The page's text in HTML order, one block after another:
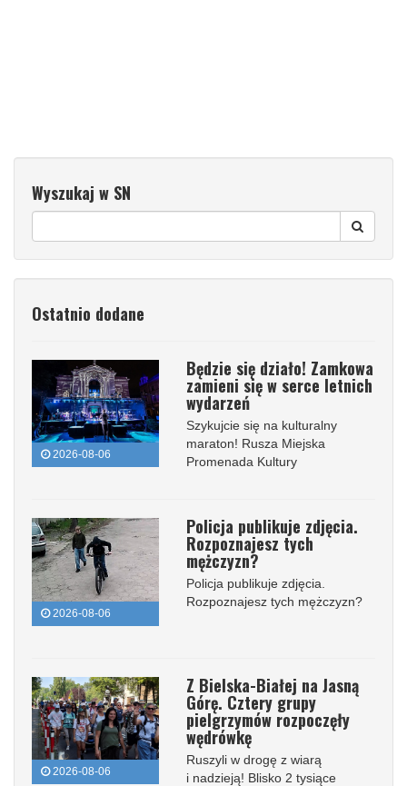
Wyszukaj w SN
Ostatnio dodane
2026-08-06
Będzie się działo! Zamkowa
zamieni się w serce letnich
wydarzeń
Szykujcie się na kulturalny
maraton! Rusza Miejska
Promenada Kultury
2026-08-06
Policja publikuje zdjęcia.
Rozpoznajesz tych
mężczyzn?
Policja publikuje zdjęcia.
Rozpoznajesz tych mężczyzn?
2026-08-06
Z Bielska-Białej na Jasną
Górę. Cztery grupy
pielgrzymów rozpoczęły
wędrówkę
Ruszyli w drogę z wiarą
i nadzieją! Blisko 2 tysiące